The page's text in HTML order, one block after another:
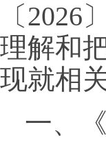
〔
理解和
现就相
一、